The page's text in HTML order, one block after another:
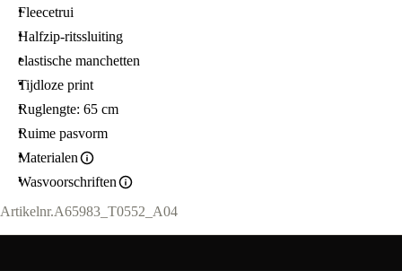
Fleecetrui
Halfzip-ritssluiting
elastische manchetten
Tijdloze print
Ruglengte: 65 cm
Ruime pasvorm
Materialen
Wasvoorschriften
Artikelnr.A65983_T0552_A04